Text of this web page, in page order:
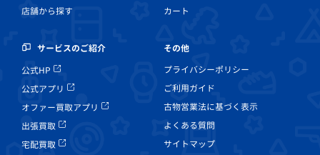
店舗から探す
カート
サービスのご紹介
公式HP
公式アプリ
オファー買取アプリ
出張買取
宅配買取
その他
プライバシーポリシー
ご利用ガイド
古物営業法に基づく表示
よくある質問
サイトマップ